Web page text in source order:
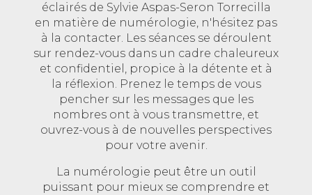
éclairés de Sylvie Aspas-Seron Torrecilla
en matière de numérologie, n'hésitez pas
à la contacter. Les séances se déroulent
sur rendez-vous dans un cadre chaleureux
et confidentiel, propice à la détente et à
la réflexion. Prenez le temps de vous
pencher sur les messages que les
nombres ont à vous transmettre, et
ouvrez-vous à de nouvelles perspectives
pour votre avenir.
La numérologie peut être un outil
puissant pour mieux se comprendre et